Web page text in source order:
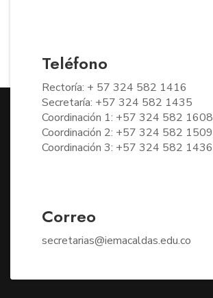
Teléfono
Rectoría: + 57 324 582 1416
Secretaría: +57 324 582 1435
Coordinación 1: +57 324 582 1608
Coordinación 2: +57 324 582 1509
Coordinación 3: +57 324 582 1436
Correo
secretarias@iemacaldas.edu.co